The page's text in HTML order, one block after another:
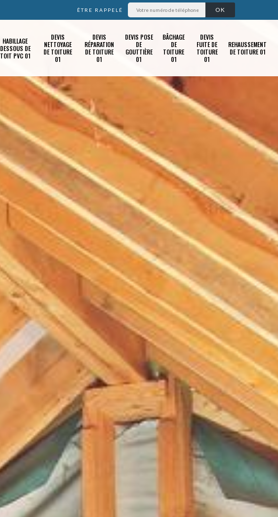
ÊTRE RAPPELÉ
HABILLAGE
DESSOUS DE
TOIT PVC 01
DEVIS
NETTOYAGE
DE TOITURE
01
DEVIS
RÉPARATION
DE TOITURE
01
DEVIS POSE
DE
GOUTTIÈRE
01
BÂCHAGE
DE
TOITURE
01
DEVIS
FUITE DE
TOITURE
01
REHAUSSEMENT
DE TOITURE 01